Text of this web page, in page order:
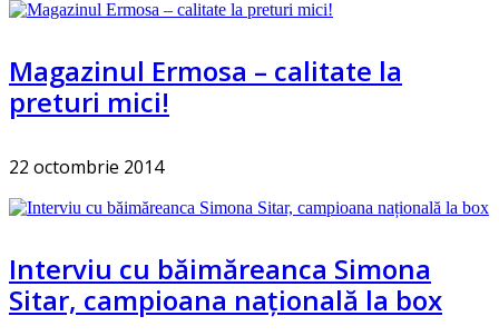
Magazinul Ermosa – calitate la
preturi mici!
22 octombrie 2014
Interviu cu băimăreanca Simona
Sitar, campioana națională la box